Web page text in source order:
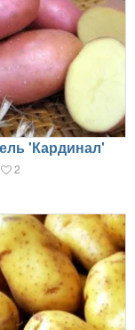
'Кардинал'
2